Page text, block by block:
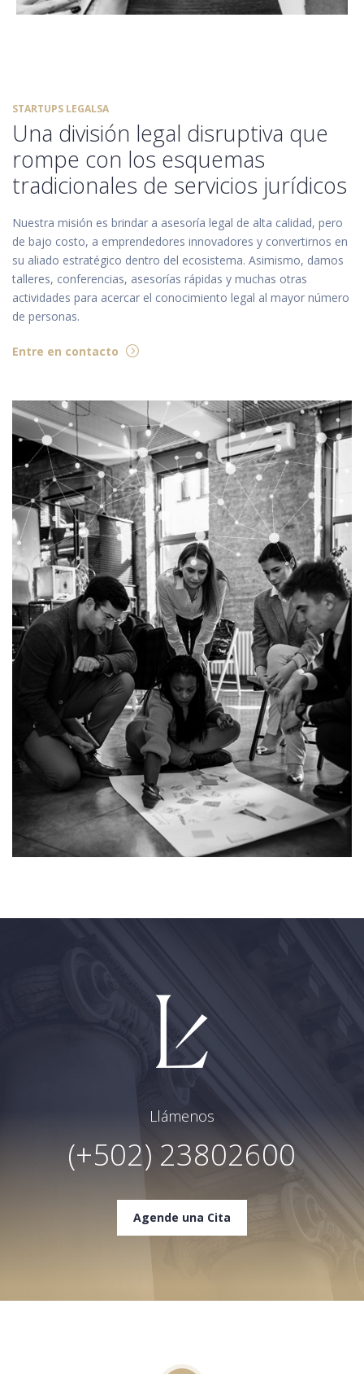
LEGALSApresta asesoría legal para
STARTUPS LEGALSA
Una división legal disruptiva que
rompe con los esquemas
tradicionales de servicios jurídicos
Nuestra misión es brindar a asesoría legal de alta calidad, pero
de bajo costo, a emprendedores innovadores y convertirnos en
su aliado estratégico dentro del ecosistema. Asimismo, damos
talleres, conferencias, asesorías rápidas y muchas otras
actividades para acercar el conocimiento legal al mayor número
de personas.
Entre en contacto
Llámenos
(+502) 23802600
Agende una Cita